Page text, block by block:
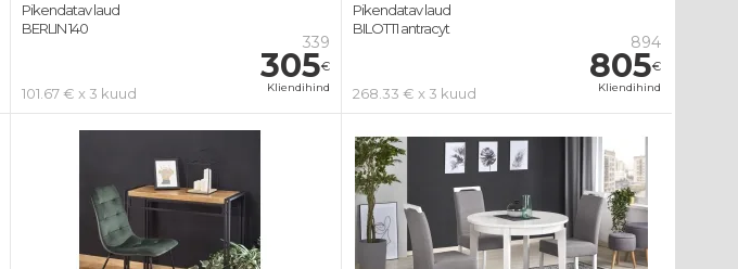
339
305€
Kliendihind
101.67 € x 3 kuud
Pikendatav laud
BERLIN 140
894
805€
Kliendihind
268.33 € x 3 kuud
Pikendatav laud
BILOTTI antracyt